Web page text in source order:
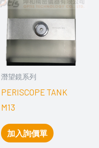
潛望鏡系列
PERISCOPE TANK
M13
加入詢價單